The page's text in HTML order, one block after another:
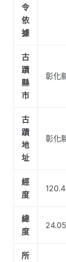
令
依
據
古
蹟
縣
市
彰化
古
蹟
地
址
彰化
經
度
緯
度
所